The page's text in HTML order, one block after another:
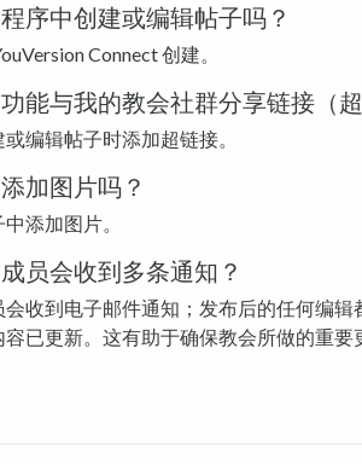
序中创建或编辑帖子吗？
Connect 创建。
能与我的教会社群分享链接（
编辑帖子时添加超链接。
加图片吗？
添加图片。
员会收到多条通知？
收到电子邮件通知；发布后的任何编辑
已更新。这有助于确保教会所做的重要